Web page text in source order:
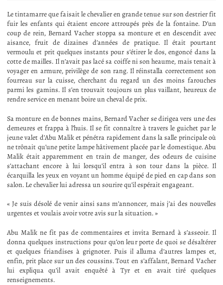
Le tintamarre que faisait le chevalier en grande tenue sur son destrier fit
fuir les enfants qui étaient encore attroupés près de la fontaine. D’un
coup de rein, Bernard Vacher stoppa sa monture et en descendit avec
aisance, fruit de dizaines d’années de pratique. Il était pourtant
vermoulu et prit quelques instants pour s’étirer le dos, engoncé dans la
cotte de mailles. Il n’avait pas lacé sa coiffe ni son heaume, mais tenait à
voyager en armure, privilège de son rang. Il réinstalla correctement son
fourreau sur la cuisse, cherchant du regard un des moins farouches
parmi les gamins. Il s’en trouvait toujours un plus vaillant, heureux de
rendre service en menant boire un cheval de prix.
Sa monture en de bonnes mains, Bernard Vacher se dirigea vers une des
demeures et frappa à l’huis. Il se fit connaître à travers le guichet par le
jeune valet d’Abu Malik et pénétra rapidement dans la salle principale où
ne trônait qu’une petite lampe hâtivement placée par le domestique. Abu
Malik était apparemment en train de manger, des odeurs de cuisine
s’attachant encore à lui lorsqu’il entra à son tour dans la pièce. Il
écarquilla les yeux en voyant un homme équipé de pied en cap dans son
salon. Le chevalier lui adressa un sourire qu’il espérait engageant.
« Je suis désolé de venir ainsi sans m’annoncer, mais j’ai des nouvelles
urgentes et voulais avoir votre avis sur la situation. »
Abu Malik ne fit pas de commentaires et invita Bernard à s’asseoir. Il
donna quelques instructions pour qu’on leur porte de quoi se désaltérer
et quelques friandises à grignoter. Puis il alluma d’autres lampes et,
enfin, prit place sur un des coussins. Tout en s’affalant, Bernard Vacher
lui expliqua qu’il avait enquêté à Tyr et en avait tiré quelques
renseignements.